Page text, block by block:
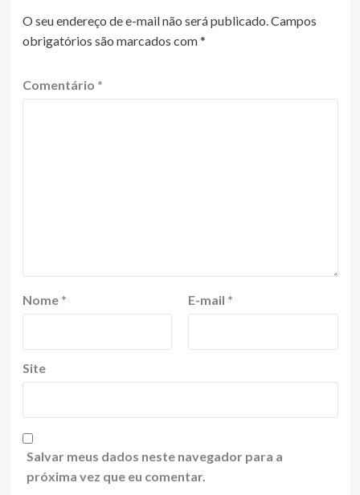
O seu endereço de e-mail não será publicado.Campos
obrigatórios são marcados com*
Comentário *
Nome * E-mail *
Site
Salvar meus dados neste navegador para a
próxima vez que eu comentar.